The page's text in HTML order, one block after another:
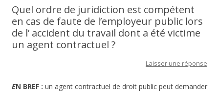
Quel ordre de juridiction est compétent
en cas de faute de l’employeur public lors
de l’ accident du travail dont a été victime
un agent contractuel ?
Laisser une réponse
EN BREF : un agent contractuel de droit public peut demander